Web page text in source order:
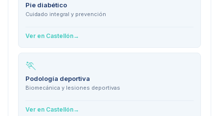
Pie diabético
Cuidado integral y prevención
Ver en Castellón→
🏃
Podología deportiva
Biomecánica y lesiones deportivas
Ver en Castellón→